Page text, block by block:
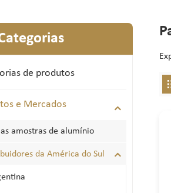
de produtos
e Mercados
amostras de alumínio
da América do Sul